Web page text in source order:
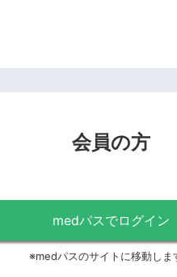
会員の方
medパスでログイン
※medパスのサイトに移動しま